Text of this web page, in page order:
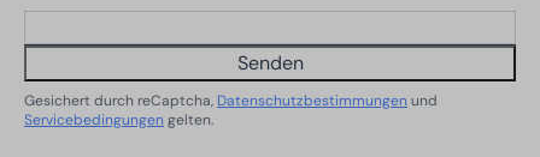
Senden
Gesichert durch reCaptcha, Datenschutzbestimmungen und
Servicebedingungen gelten.